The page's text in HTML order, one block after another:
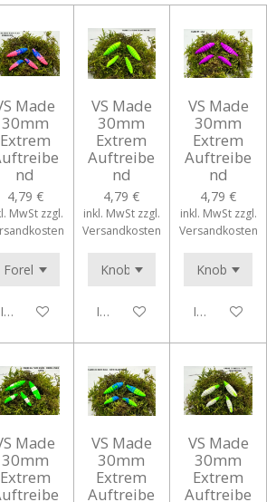
Made
30mm
Extrem
nd
4,79 €
MwSt zzgl.
In den Warenkorb
VS Made
30mm
Extrem
Auftreibe
nd
4,79 €
inkl. MwSt zzgl.
Versandkosten
In den Warenkorb
VS Made
30mm
Extrem
Auftreibe
nd
4,79 €
inkl. MwSt zzgl.
Versandkosten
In den
Made
30mm
Extrem
VS Made
30mm
Extrem
Auftreibe
VS Made
30mm
Extrem
Auftreibe